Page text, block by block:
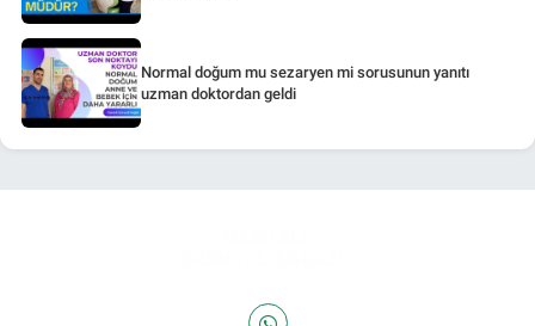
Normal doğum mu sezaryen mi sorusunun yanıtı
uzman doktordan geldi